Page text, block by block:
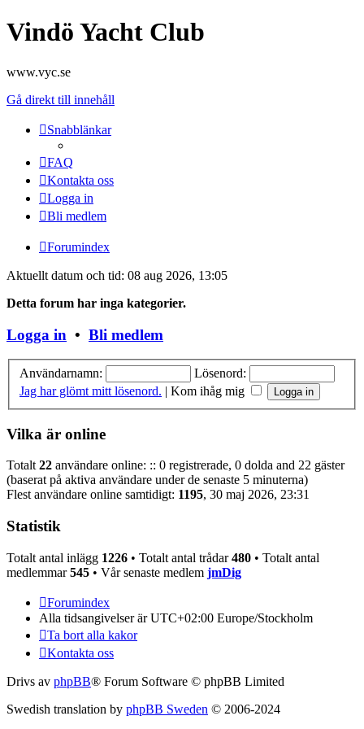
Vindö Yacht Club
www.vyc.se
Gå direkt till innehåll
Snabblänkar
FAQ
Kontakta oss
Logga in
Bli medlem
Forumindex
Aktuellt datum och tid: 08 aug 2026, 13:05
Detta forum har inga kategorier.
Logga in • Bli medlem
Användarnamn:
Lösenord:
Jag har glömt mitt lösenord. | Kom ihåg mig
Vilka är online
Totalt 22 användare online: :: 0 registrerade, 0 dolda and 22 gäster
(baserat på aktiva användare under de senaste 5 minuterna)
Flest användare online samtidigt: 1195, 30 maj 2026, 23:31
Statistik
Totalt antal inlägg 1226 • Totalt antal trådar480 • Totalt antal
medlemmar545 • Vår senaste medlem jmDig
Forumindex
Alla tidsangivelser är UTC+02:00 Europe/Stockholm
Ta bort alla kakor
Kontakta oss
Drivs av phpBB® Forum Software © phpBB Limited
Swedish translation by phpBB Sweden © 2006-2024